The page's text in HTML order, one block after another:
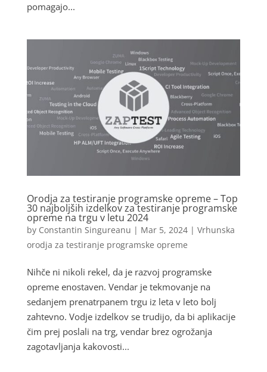
pomagajo...
Orodja za testiranje programske opreme – Top
30 najboljših izdelkov za testiranje programske
opreme na trgu v letu 2024
by Constantin Singureanu | Mar 5, 2024| Vrhunska
orodja za testiranje programske opreme
Nihče ni nikoli rekel, da je razvoj programske
opreme enostaven. Vendar je tekmovanje na
sedanjem prenatrpanem trgu iz leta v leto bolj
zahtevno. Vodje izdelkov se trudijo, da bi aplikacije
čim prej poslali na trg, vendar brez ogrožanja
zagotavljanja kakovosti...